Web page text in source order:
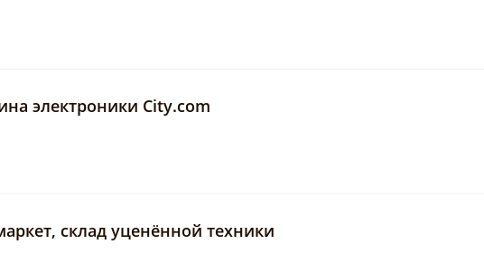
электроники City.com
склад уценённой техники